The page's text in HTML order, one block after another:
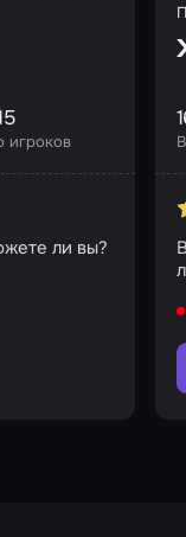
игроков
ли вы?